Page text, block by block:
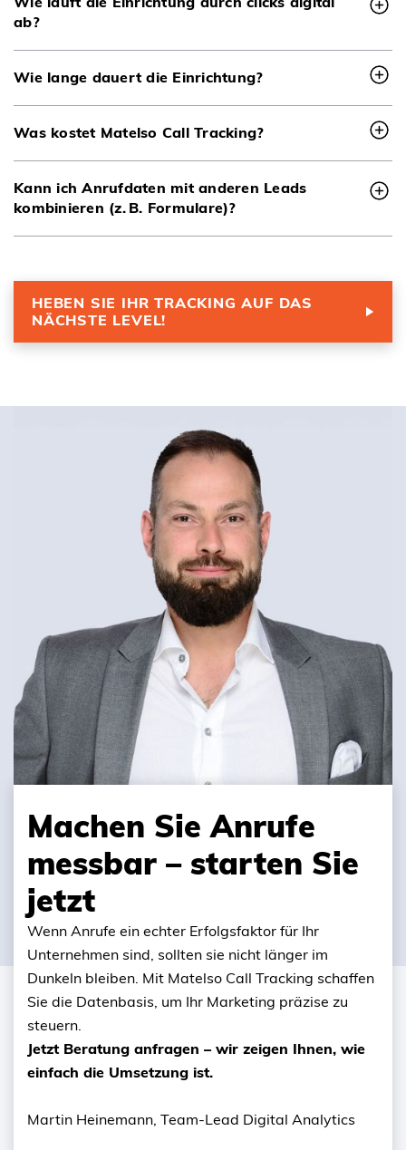
ab?
Wie lange dauert die Einrichtung?
Was kostet Matelso Call Tracking?
Kann ich Anrufdaten mit anderen Leads
kombinieren (z. B. Formulare)?
HEBEN SIE IHR TRACKING AUF DAS
NÄCHSTE LEVEL!
Machen Sie Anrufe
messbar – starten Sie
jetzt
Wenn Anrufe ein echter Erfolgsfaktor für Ihr
Unternehmen sind, sollten sie nicht länger im
Dunkeln bleiben. Mit Matelso Call Tracking schaffen
Sie die Datenbasis, um Ihr Marketing präzise zu
steuern.
Jetzt Beratung anfragen – wir zeigen Ihnen, wie
einfach die Umsetzung ist.
Martin Heinemann, Team-Lead Digital Analytics